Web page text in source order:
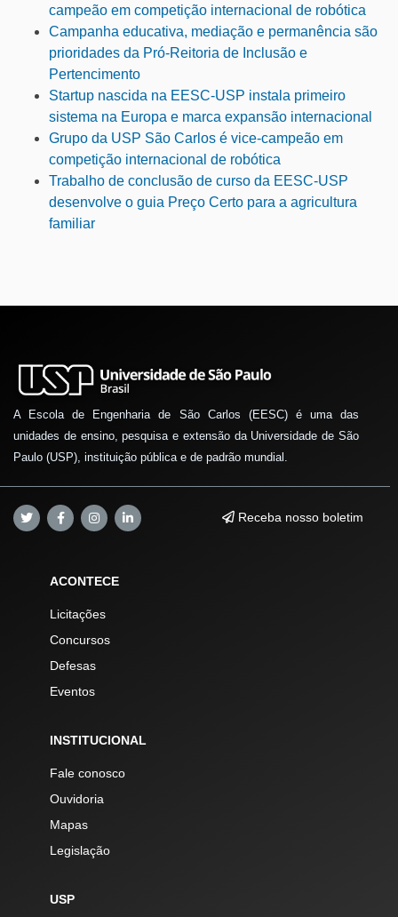
campeão em competição internacional de robótica
Campanha educativa, mediação e permanência são
prioridades da Pró-Reitoria de Inclusão e
Pertencimento
Startup nascida na EESC-USP instala primeiro
sistema na Europa e marca expansão internacional
Grupo da USP São Carlos é vice-campeão em
competição internacional de robótica
Trabalho de conclusão de curso da EESC-USP
desenvolve o guia Preço Certo para a agricultura
familiar
A Escola de Engenharia de São Carlos (EESC) é uma das
unidades de ensino, pesquisa e extensão da Universidade de São
Paulo (USP), instituição pública e de padrão mundial.
Receba nosso boletim
ACONTECE
Licitações
Concursos
Defesas
Eventos
INSTITUCIONAL
Fale conosco
Ouvidoria
Mapas
Legislação
USP